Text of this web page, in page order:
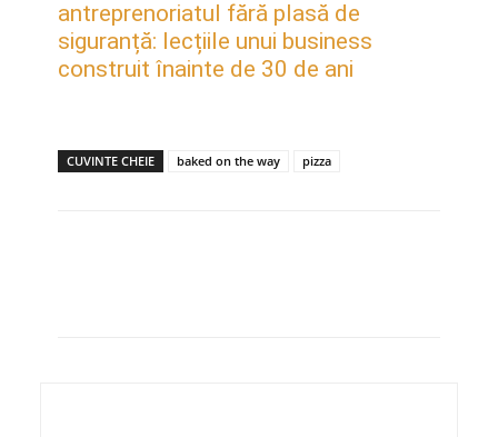
antreprenoriatul fără plasă de
siguranță: lecțiile unui business
construit înainte de 30 de ani
CUVINTE CHEIE baked on the way pizza